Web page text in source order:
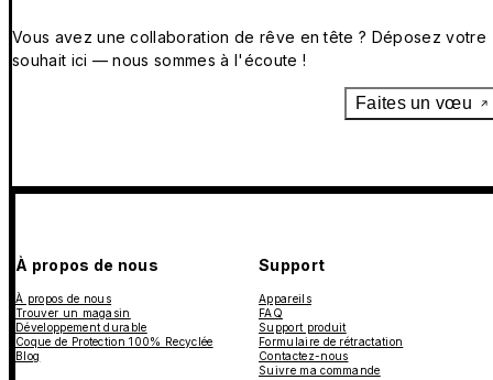
Vous avez une collaboration de rêve en tête ? Déposez votre
souhait ici — nous sommes à l'écoute !
Faites un vœu
À propos de nous
À propos de nous
Trouver un magasin
Développement durable
Coque de Protection 100% Recyclée
Blog
Support
Appareils
FAQ
Support produit
Formulaire de rétractation
Contactez-nous
Suivre ma commande